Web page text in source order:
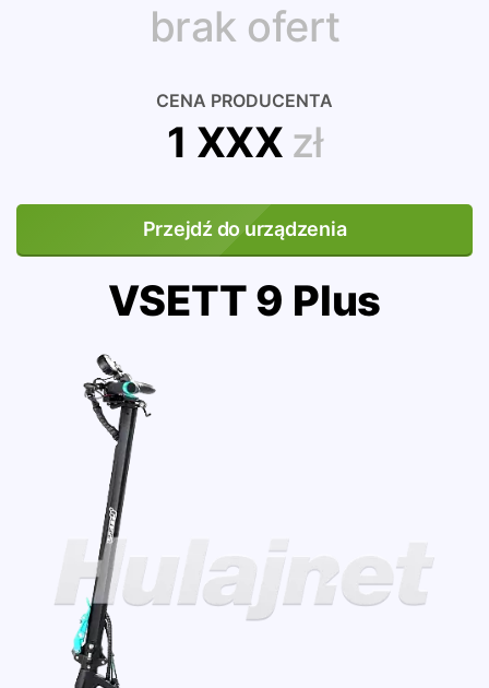
brak ofert
CENA PRODUCENTA
1 XXX zł
Przejdź do urządzenia
VSETT 9 Plus